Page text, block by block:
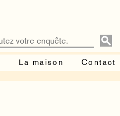
La maison Contact